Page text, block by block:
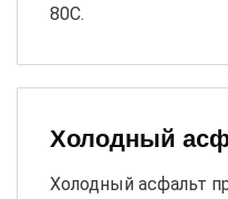
80С.
Холодный
Холодный асфальт